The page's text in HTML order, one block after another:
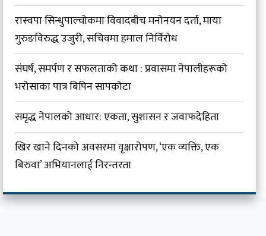
रास्वपा सिन्धुपाल्चोकमा विवादबीच मनोनयन दर्ता, माया
गुरुङविरुद्ध उजुरी, सचिवमा हमाल निर्विरोध
संघर्ष, समर्पण र सफलताको कथा : प्रवासमा नेपालीहरूको
भरोसाका पात्र बिपिन सापकोटा
समृद्ध नेपालको आधार: एकता, सुशासन र जवाफदेहिता
खिर खाने दिनको अवसरमा वृक्षारोपण, ‘एक व्यक्ति, एक
बिरुवा’ अभियानलाई निरन्तरता